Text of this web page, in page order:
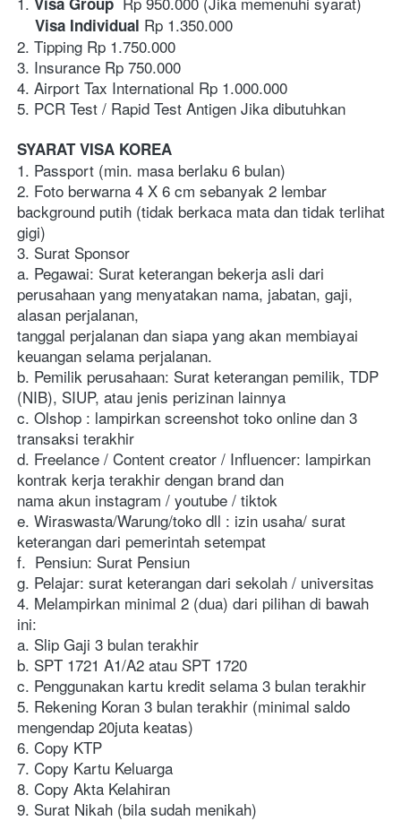
    Visa Individual
Rp 1.350.000
2. Tipping Rp 1.750.000
3. Insurance Rp 750.000
4. Airport Tax International Rp 1.000.000
5. PCR Test / Rapid Test Antigen Jika dibutuhkan
SYARAT VISA KOREA
1. Passport (min. masa berlaku 6 bulan)
2. Foto berwarna 4 X 6 cm sebanyak 2 lembar
background putih (tidak berkaca mata dan tidak terlihat
gigi)
3. Surat Sponsor
a. Pegawai: Surat keterangan bekerja asli dari
perusahaan yang menyatakan nama, jabatan, gaji,
alasan perjalanan,
tanggal perjalanan dan siapa yang akan membiayai
keuangan selama perjalanan.
b. Pemilik perusahaan: Surat keterangan pemilik, TDP
(NIB), SIUP, atau jenis perizinan lainnya
c. Olshop : lampirkan screenshot toko online dan 3
transaksi terakhir
d. Freelance / Content creator / Influencer: lampirkan
kontrak kerja terakhir dengan brand dan
nama akun instagram / youtube / tiktok
e. Wiraswasta/Warung/toko dll : izin usaha/ surat
keterangan dari pemerintah setempat
f.  Pensiun: Surat Pensiun
g. Pelajar: surat keterangan dari sekolah / universitas
4. Melampirkan minimal 2 (dua) dari pilihan di bawah
ini:
a. Slip Gaji 3 bulan terakhir
b. SPT 1721 A1/A2 atau SPT 1720
c. Penggunakan kartu kredit selama 3 bulan terakhir
5. Rekening Koran 3 bulan terakhir (minimal saldo
mengendap 20juta keatas)
6. Copy KTP
7. Copy Kartu Keluarga
8. Copy Akta Kelahiran
9. Surat Nikah (bila sudah menikah)